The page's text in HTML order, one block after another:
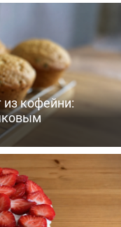
кофейни: